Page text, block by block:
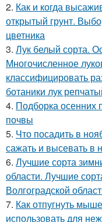
2. Как и когда
открытый грунт.
цветника
3. Лук белый сорта.
Многочисленное
классифицировать
ботаники лук
4. Подборка осенних
почвы
5. Что посадить в
сажать и высевать в
6. Лучшие сорта
области. Лучшие
Волгоградской
7. Как отпугнуть
использовать для